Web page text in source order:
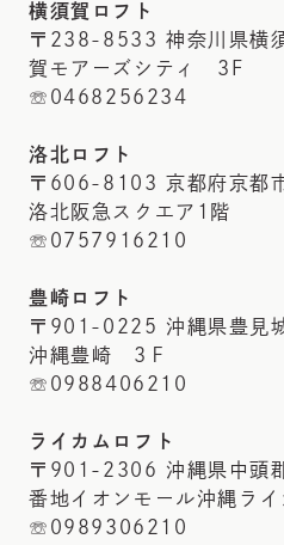
横須賀ロフト
〒238-8533 神奈川県横
賀モアーズシティ 3F
☏0468256234
洛北ロフト
〒606-8103 京都府京都
洛北阪急スクエア1階
☏0757916210
豊崎ロフト
〒901-0225 沖縄県豊見
沖縄豊崎 3Ｆ
☏0988406210
ライカムロフト
〒901-2306 沖縄県中頭
番地イオンモール沖縄ラ
☏0989306210